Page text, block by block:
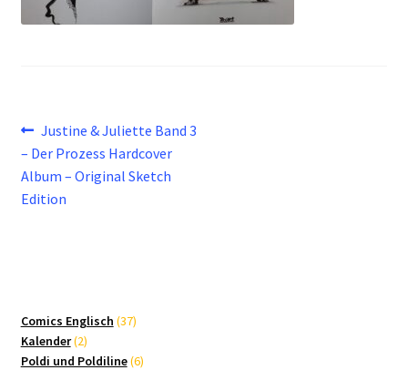
Beitragsnavigation
Vorheriger
Beitrag:
Justine & Juliette Band 3
– Der Prozess Hardcover
Album – Original Sketch
Edition
Comics Englisch 3737
Kalender 22
Produkte
Poldi und Poldiline 66